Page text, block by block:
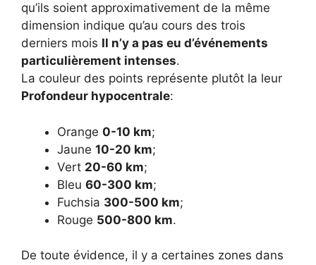
qu’ils soient approximativement de la même
dimension indique qu’au cours des trois
derniers mois Il n’y a pas eu d’événements
particulièrement intenses.
La couleur des points représente plutôt la leur
Profondeur hypocentrale:
Orange 0-10 km;
Jaune 10-20 km;
Vert 20-60 km;
Bleu 60-300 km;
Fuchsia 300-500 km;
Rouge 500-800 km.
De toute évidence, il y a certaines zones dans